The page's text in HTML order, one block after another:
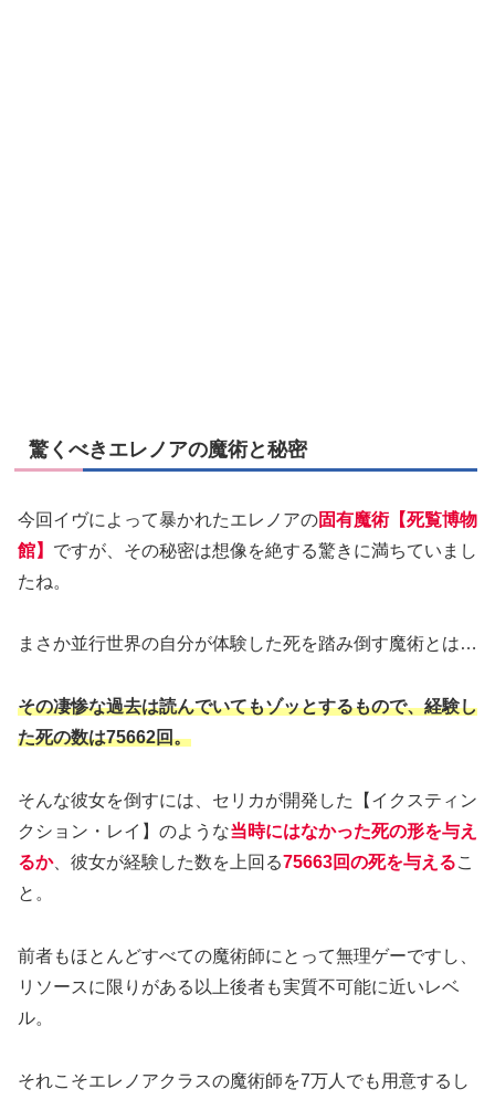
驚くべきエレノアの魔術と秘密
今回イヴによって暴かれたエレノアの固有魔術【死覧博物
館】 ですが、その秘密は想像を絶する驚きに満ちていまし
たね。
まさか並行世界の自分が体験した死を踏み倒す魔術とは…
その凄惨な過去は読んでいてもゾッとするもので、経験し
た死の数は75662回。
そんな彼女を倒すには、セリカが開発した【イクスティン
クション・レイ】のような当時にはなかった死の形を与え
るか、彼女が経験した数を上回る75663回の死を与えるこ
と。
前者もほとんどすべての魔術師にとって無理ゲーですし、
リソースに限りがある以上後者も実質不可能に近いレベ
ル。
それこそエレノアクラスの魔術師を7万人でも用意するし